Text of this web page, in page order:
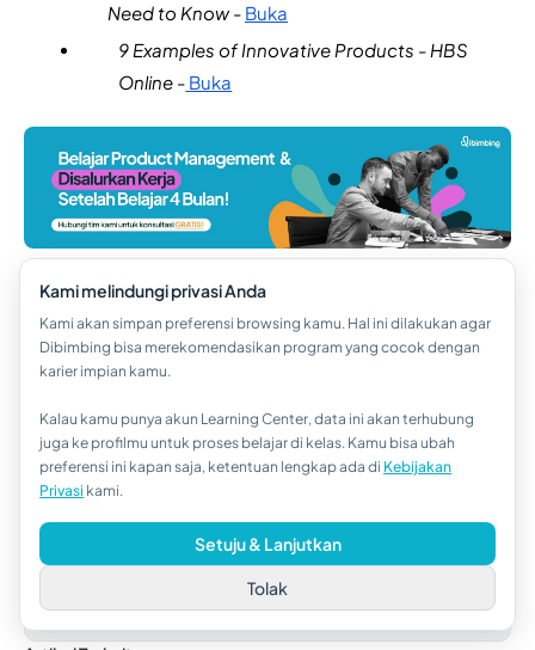
Need to Know - Buka
9 Examples of Innovative Products - HBS
Online - Buka
Kategori:
Product Management
Share:
Muthiatur Rohmah
Muthia adalah seorang Content Writer dengan kurang lebih
satu tahun pengalaman. Muthia seorang lulusan Sastra
Indonesia yang hobi menonton dan menulis. Sebagai SEO
Content Writer Dibimbing, Ia telah menulis berbagai konten
yang berkaitan dengan Human Resources, Business
Intelligence, Web Development, Product Management dan
Digital Marketing.
Hi!👋
Kalau kamu butuh bantuan,
Kami melindungi privasi Anda
Kami akan simpan preferensi browsing kamu. Hal ini dilakukan agar
Dibimbing bisa merekomendasikan program yang cocok dengan
karier impian kamu.
Kalau kamu punya akun Learning Center, data ini akan terhubung
juga ke profilmu untuk proses belajar di kelas. Kamu bisa ubah
preferensi ini kapan saja, ketentuan lengkap ada di Kebijakan
Privasi kami.
Tolak
Setuju & Lanjutkan